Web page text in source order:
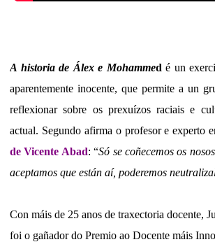
A historia de Álex e Mohammed é un
aparentemente inocente, que permite a un
reflexionar sobre os prexuízos raciais e
actual. Segundo afirma o profesor e experto
de Vicente Abad: “Só se coñecemos os
aceptamos que están aí, poderemos
Con máis de 25 anos de traxectoria docente,
foi o gañador do Premio ao Docente máis